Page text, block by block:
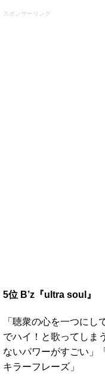
スポンサーリンク
5位 B’z『ultra soul』
「聴衆の心を一つに
でハイ！と歌ってしま
ないパワーがすごい」
キラーフレーズ」